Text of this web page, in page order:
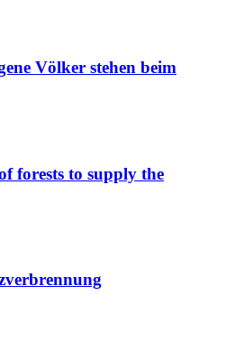
Völker stehen beim
forests to supply the